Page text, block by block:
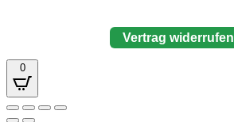
Vertrag widerrufen
0